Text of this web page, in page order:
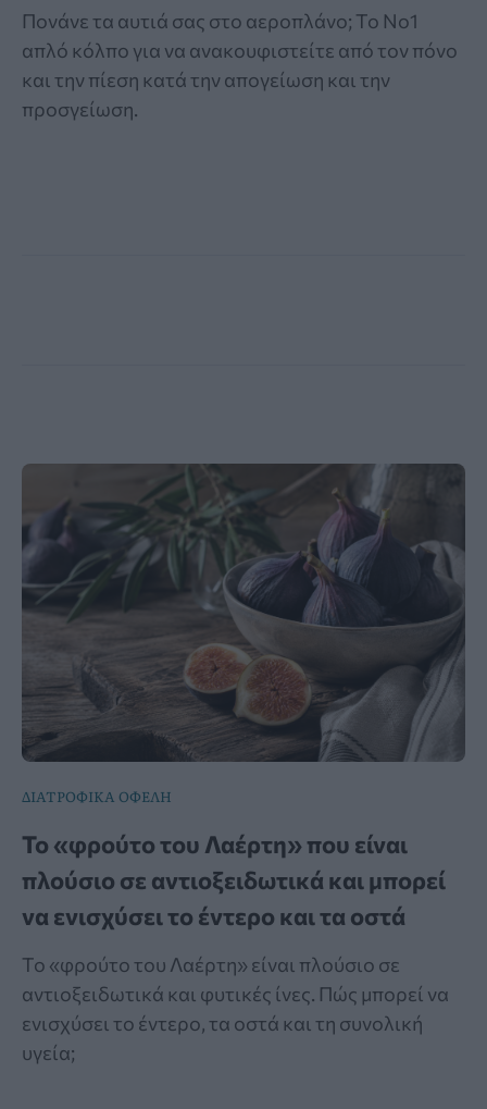
Πονάνε τα αυτιά σας στο αεροπλάνο; Το Νο1
απλό κόλπο για να ανακουφιστείτε από τον πόνο
και την πίεση κατά την απογείωση και την
προσγείωση.
ΔΙΑΤΡΟΦΙΚΑ ΟΦΕΛΗ
Το «φρούτο του Λαέρτη» που είναι
πλούσιο σε αντιοξειδωτικά και μπορεί
να ενισχύσει το έντερο και τα οστά
Το «φρούτο του Λαέρτη» είναι πλούσιο σε
αντιοξειδωτικά και φυτικές ίνες. Πώς μπορεί να
ενισχύσει το έντερο, τα οστά και τη συνολική
υγεία;